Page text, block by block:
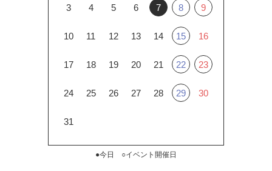
3 4 5 6 7 8 9
10 11 12 13 14 15 16
17 18 19 20 21 22 23
24 25 26 27 28 29 30
31
●今日 ○イベント開催日